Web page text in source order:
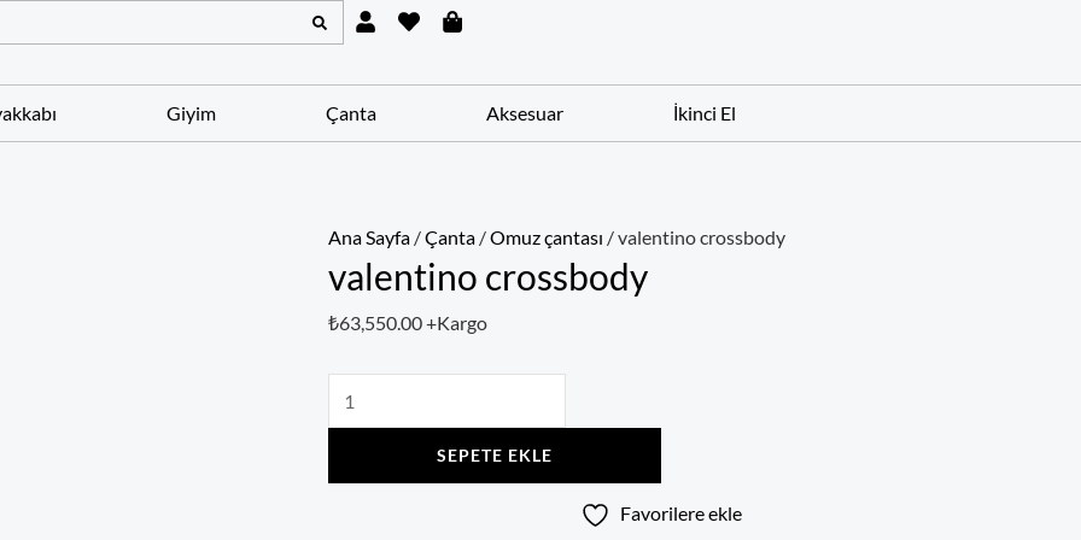
U
s
H
e
S
h
n
a
g
Giyim Çanta Aksesuar İkinci El
Ana Sayfa /Çanta /Omuz çantası / valentino crossbody
valentino crossbody
₺63,550.00+Kargo
valentino
crossbody
adet
SEPETE EKLE
Favorilere ekle